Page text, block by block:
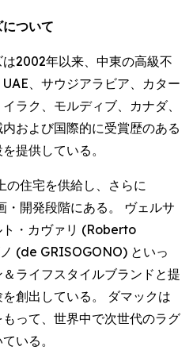
ついて
2002年以来、中東の高級不
、サウジアラビア、カター
ラク、モルディブ、カナダ、
および国際的に受賞歴のある
提供している。
住宅を供給し、さらに
開発段階にある。 ヴェルサ
・カヴァリ (Roberto
(de GRISOGONO) といっ
ライフスタイルブランドと提
創出している。 ダマックは
って、世界中で次世代のラグ
いる。